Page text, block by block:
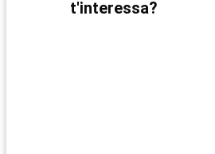
t'interessa?